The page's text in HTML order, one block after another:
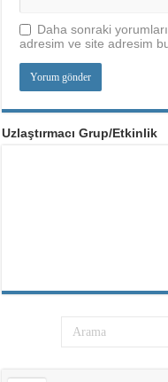
Daha sonraki
adresim ve site adresim
Uzlaştırmacı Grup/Etkinlik